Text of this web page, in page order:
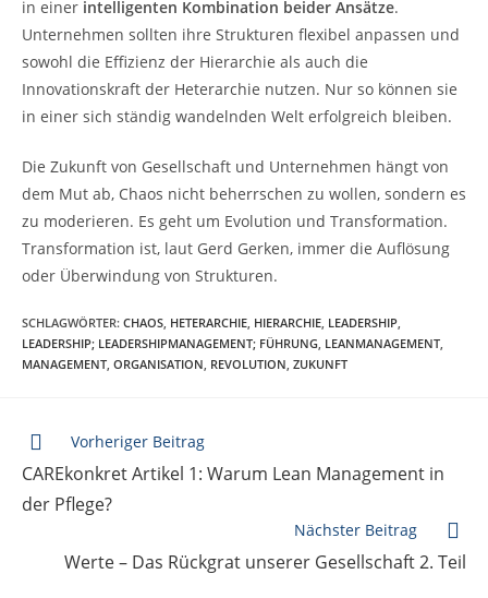
in einer intelligenten Kombination beider Ansätze.
Unternehmen sollten ihre Strukturen flexibel anpassen und
sowohl die Effizienz der Hierarchie als auch die
Innovationskraft der Heterarchie nutzen. Nur so können sie
in einer sich ständig wandelnden Welt erfolgreich bleiben.
Die Zukunft von Gesellschaft und Unternehmen hängt von
dem Mut ab, Chaos nicht beherrschen zu wollen, sondern es
zu moderieren. Es geht um Evolution und Transformation.
Transformation ist, laut Gerd Gerken, immer die Auflösung
oder Überwindung von Strukturen.
SCHLAGWÖRTER: CHAOS, HETERARCHIE, HIERARCHIE, LEADERSHIP,
LEADERSHIP; LEADERSHIPMANAGEMENT; FÜHRUNG, LEANMANAGEMENT,
MANAGEMENT, ORGANISATION, REVOLUTION, ZUKUNFT
Vorheriger Beitrag
CAREkonkret Artikel 1: Warum Lean Management in
der Pflege?
Nächster Beitrag
Werte – Das Rückgrat unserer Gesellschaft 2. Teil